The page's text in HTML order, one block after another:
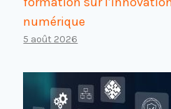
numérique
5 août 2026